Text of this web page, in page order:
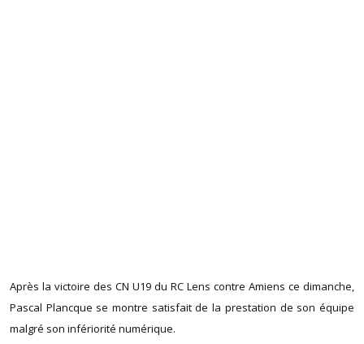
Après la victoire des CN U19 du RC Lens contre Amiens ce dimanche,
Pascal Plancque se montre satisfait de la prestation de son équipe
malgré son infériorité numérique.